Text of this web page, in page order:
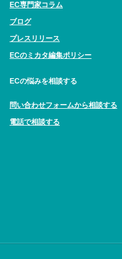
EC専門家コラム
ブログ
プレスリリース
ECのミカタ編集ポリシー
ECの悩みを相談する
問い合わせフォームから相談する
電話で相談する